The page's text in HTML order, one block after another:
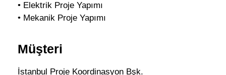
• Elektrik Proje Yapımı
• Mekanik Proje Yapımı
Müşteri
İstanbul Proje Koordinasyon Bşk.